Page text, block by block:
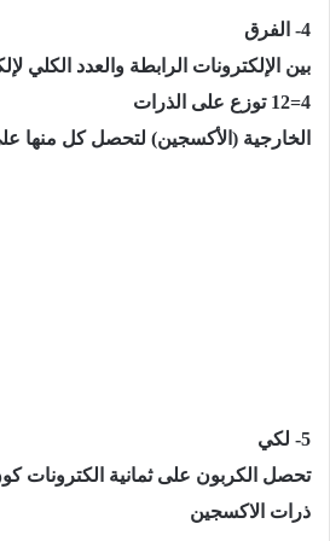
4- الفرق
4=12 توزع على الذرات
الخارجية (الأكسجين) لتحصل كل منها
5- لكي
تحصل الكربون على ثمانية الكترونات كون
ذرات الاكسجين